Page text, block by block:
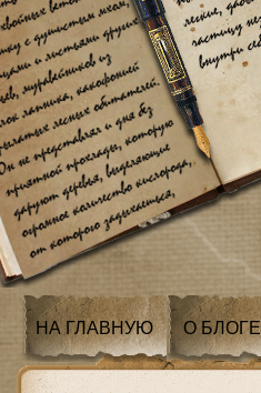
НА ГЛАВНУЮ О БЛОГЕ